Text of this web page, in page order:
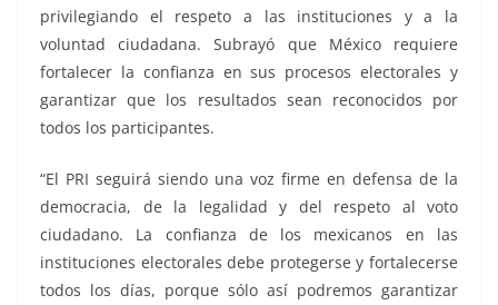
privilegiando el respeto a las instituciones y a la
voluntad ciudadana. Subrayó que México requiere
fortalecer la confianza en sus procesos electorales y
garantizar que los resultados sean reconocidos por
todos los participantes.
“El PRI seguirá siendo una voz firme en defensa de la
democracia, de la legalidad y del respeto al voto
ciudadano. La confianza de los mexicanos en las
instituciones electorales debe protegerse y fortalecerse
todos los días, porque sólo así podremos garantizar